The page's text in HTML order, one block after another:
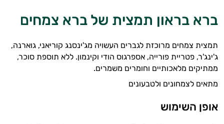
ברא בראון תמצית של ברא צמחים
תמצית צמחים מרוכזת לגברים העשויה מג'ינסנג קוריאני, גוארנה,
ג'ינג'ר, פטריית פורייה, אספרגוס הודי וקינמון. ללא תוספת סוכר,
ממתיקים מלאכותיים וחומרים משמרים.
מתאים לצמחונים ולטבעונים
אופן השימוש